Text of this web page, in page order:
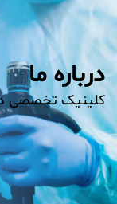
درباره ما
کلینیک تخصصی